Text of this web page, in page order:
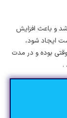
و باعث افزایش
ایجاد شود،
بوده و در مدت
.